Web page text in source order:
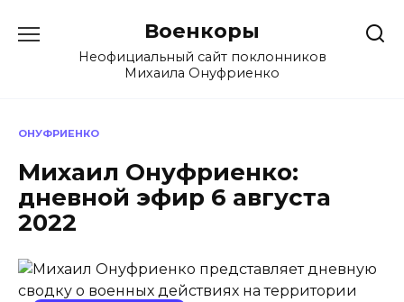
содержанию
Военкоры
Неофициальный сайт поклонников
Михаила Онуфриенко
ОНУФРИЕНКО
Михаил Онуфриенко:
дневной эфир 6 августа
2022